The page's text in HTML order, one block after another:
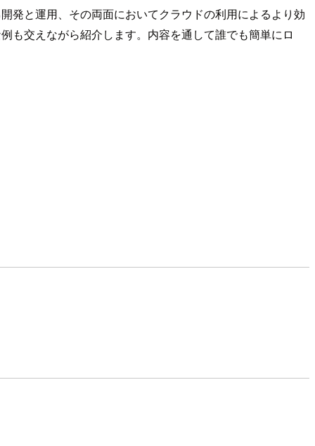
発と運用、その両面においてクラウドの利用によるより効
も交えながら紹介します。内容を通して誰でも簡単にロ